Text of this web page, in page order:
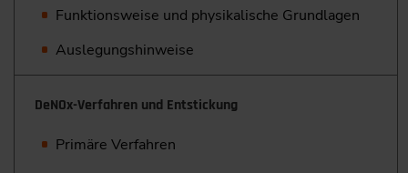
Funktionsweise und physikalische Grundlagen
Auslegungshinweise
DeNOx-Verfahren und Entstickung
Primäre Verfahren